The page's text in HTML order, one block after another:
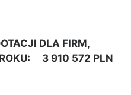
DLA FIRM,
3 910 572 PLN